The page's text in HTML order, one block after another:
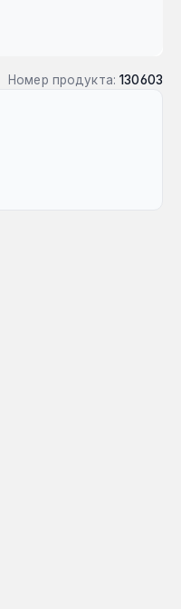
Номер продукта: 130603
время эта опция
эта опция недоступна.)